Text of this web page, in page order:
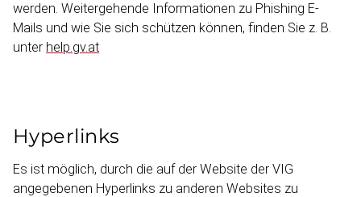
werden. Weiter­gehende Informa­tionen zu Phishing E-
Mails und wie Sie sich schützen können, finden Sie z. B.
unter help.gv.at
Hyper­links
Es ist möglich, durch die auf der Website der VIG
angegebenen Hyperlinks zu anderen Websites zu